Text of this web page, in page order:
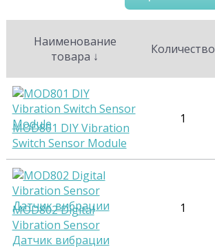
Наименование
товара ↓ Количество
MOD801 DIY Vibration
Switch Sensor Module
1
MOD802 Digital
Vibration Sensor
Датчик вибрации
1